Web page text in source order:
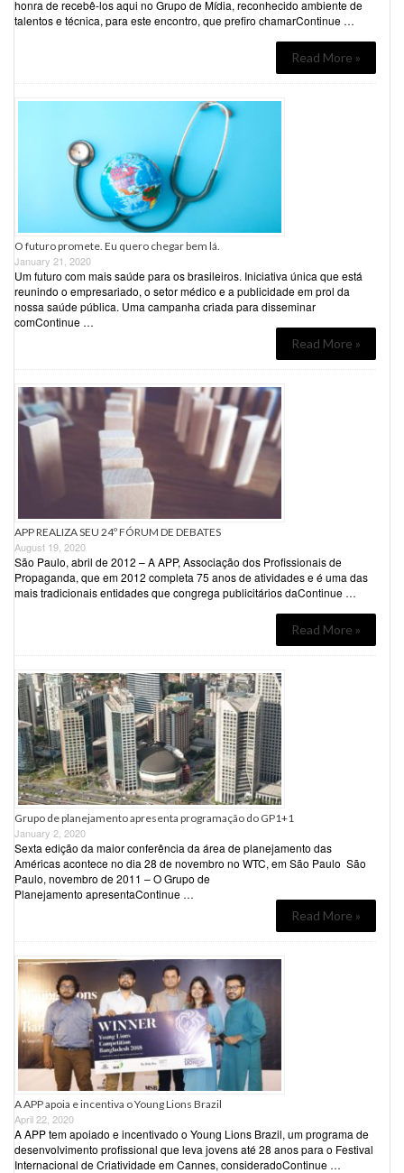
honra de recebê-los aqui no Grupo de Mídia, reconhecido ambiente de
talentos e técnica, para este encontro, que prefiro chamarContinue …
Read More »
O futuro promete. Eu quero chegar bem lá.
January 21, 2020
Um futuro com mais saúde para os brasileiros. Iniciativa única que está
reunindo o empresariado, o setor médico e a publicidade em prol da
nossa saúde pública. Uma campanha criada para disseminar
comContinue …
Read More »
APP REALIZA SEU 24º FÓRUM DE DEBATES
August 19, 2020
São Paulo, abril de 2012 – A APP, Associação dos Profissionais de
Propaganda, que em 2012 completa 75 anos de atividades e é uma das
mais tradicionais entidades que congrega publicitários daContinue …
Read More »
Grupo de planejamento apresenta programação do GP1+1
January 2, 2020
Sexta edição da maior conferência da área de planejamento das
Américas acontece no dia 28 de novembro no WTC, em São Paulo São
Paulo, novembro de 2011 – O Grupo de
Planejamento apresentaContinue …
Read More »
A APP apoia e incentiva o Young Lions Brazil
April 22, 2020
A APP tem apoiado e incentivado o Young Lions Brazil, um programa de
desenvolvimento profissional que leva jovens até 28 anos para o Festival
Internacional de Criatividade em Cannes, consideradoContinue …